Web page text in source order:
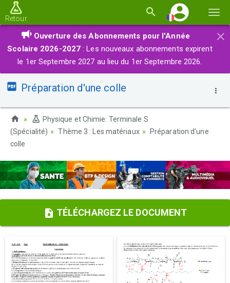
la
Retour
×
Ouverture des Abonnements pour l'Année
Scolaire 2026-2027 : Les nouveaux abonnements expirent
le 1er Septembre 2027 au lieu du 1er Septembre 2026.
Préparation d'une colle
Physique et Chimie: Terminale S
(Spécialité)
Thème 3 : Les matériaux
Préparation d'une
colle
TÉLÉCHARGEZ LE DOCUMENT